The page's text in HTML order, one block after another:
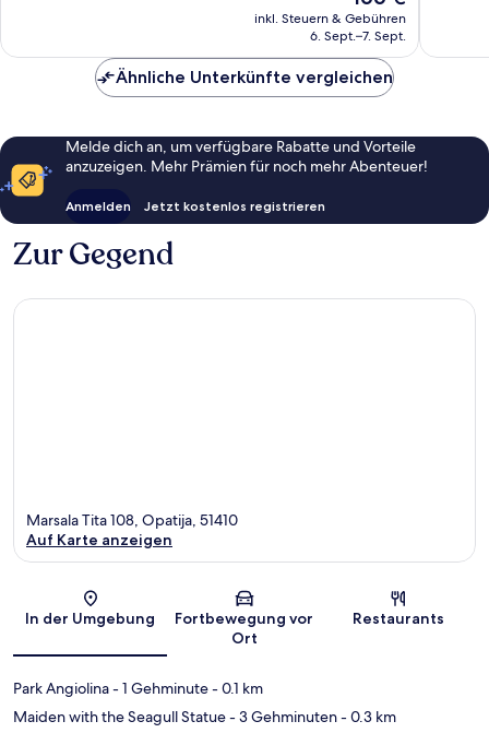
Preis
beträgt
inkl. Steuern & Gebühren
6. Sept.–7. Sept.
Ähnliche Unterkünfte vergleichen
Melde dich an, um verfügbare Rabatte und Vorteile
anzuzeigen. Mehr Prämien für noch mehr Abenteuer!
Anmelden Jetzt kostenlos registrieren
Zur Gegend
Karte
Marsala Tita 108, Opatija, 51410
Auf Karte anzeigen
In der Umgebung
Fortbewegung vor
Ort
Restaurants
Park Angiolina- 1 Gehminute- 0.1 km
Maiden with the Seagull Statue- 3 Gehminuten- 0.3 km